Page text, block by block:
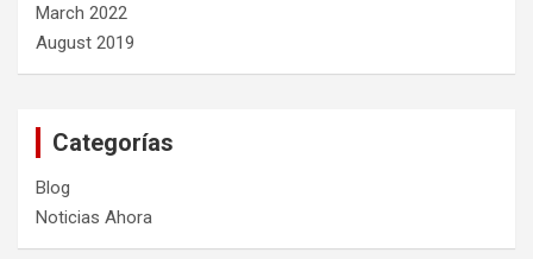
March 2022
August 2019
Categorías
Blog
Noticias Ahora